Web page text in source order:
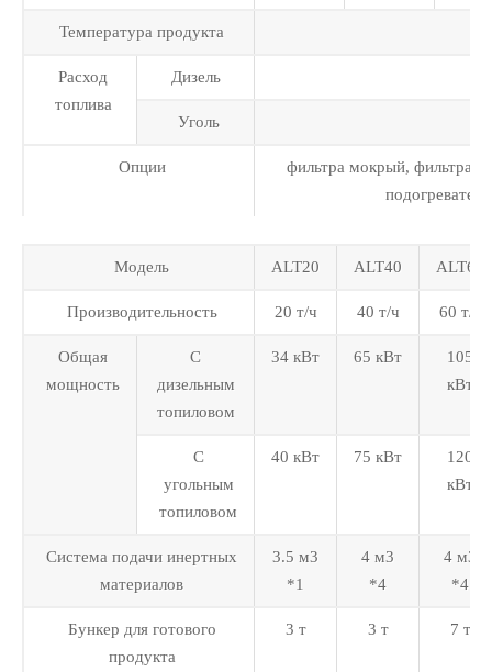
Температура продукта
Расход
топлива
Дизель
Уголь
Опции
фильтра мокрый, фильтра
Модель ALT20 ALT40 ALT60
Производительность 20 т/ч 40 т/ч 60 т/ч
Общая
мощность
С
дизельным
топиловом
34 кВт 65 кВт
105
кВт
С
угольным
топиловом
40 кВт 75 кВт
120
кВт
Система подачи инертных
материалов
3.5 м3
*1
4 м3
*4
4 м3
*4
Бункер для готового
продукта
3 т 3 т 7 т